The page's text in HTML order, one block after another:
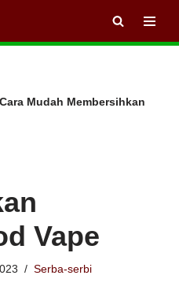
Cara Mudah Membersihkan
Vape
Serba-serbi